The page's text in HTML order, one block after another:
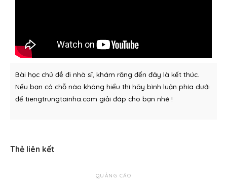
Bài học chủ đề đi nhà sĩ, khám răng đến đây là kết thúc.
Nếu bạn có chỗ nào không hiểu thì hãy bình luận phía dưới
để tiengtrungtainha.com giải đáp cho bạn nhé !
Thẻ liên kết
QUẢNG CÁO